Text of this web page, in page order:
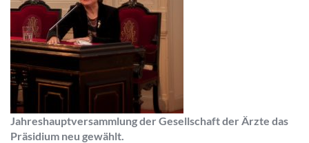
Jahreshauptversammlung der Gesellschaft der Ärzte das
Präsidium neu gewählt.